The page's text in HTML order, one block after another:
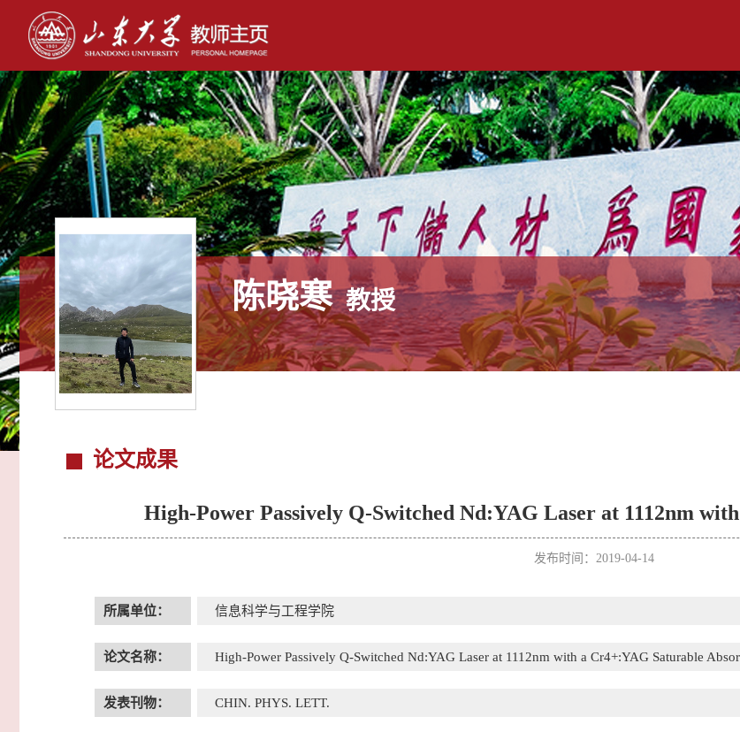
陈晓寒 教授
论文成果
High-Power Passively Q-Switched Nd:YAG Laser at 1112nm
发布时间：2019-04-14
所属单位： 信息科学与工程学院
论文名称： High-Power Passively Q-Switched Nd:YAG Laser at 1112nm with a Cr4+:YAG Saturable
发表刊物： CHIN. PHYS. LETT.